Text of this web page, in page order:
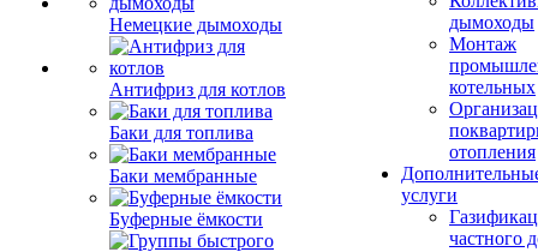
Немецкие дымоходы
Антифриз для котлов
Баки для топлива
Баки мембранные
Буферные ёмкости
дымоходы
Монтаж
котельных
отопления
услуги
частного